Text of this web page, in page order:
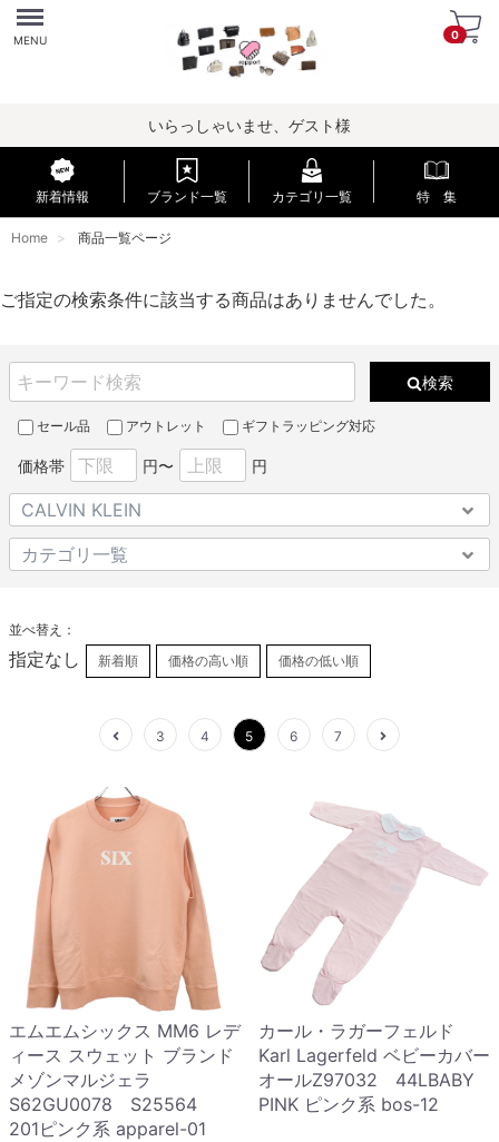
Menu
MENU 0
いらっしゃいませ、ゲスト様
新着情報 ブランド一覧 カテゴリ一覧 特 集
Home 商品一覧ページ
ご指定の検索条件に該当する商品はありませんでした。
検索
セール品 アウトレット ギフトラッピング対応
価格帯 円〜 円
並べ替え：
指定なし 新着順 価格の高い順 価格の低い順
3 4 5 6 7
エムエムシックス MM6 レデ
ィース スウェット ブランド
メゾンマルジェラ
S62GU0078 S25564
201ピンク系 apparel-01
カール・ラガーフェルド
Karl Lagerfeld ベビーカバー
オールZ97032 44LBABY
PINK ピンク系 bos-12